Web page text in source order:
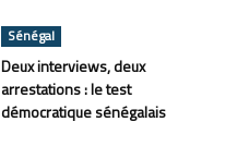
Sénégal
Deux interviews, deux
arrestations : le test
démocratique sénégalais